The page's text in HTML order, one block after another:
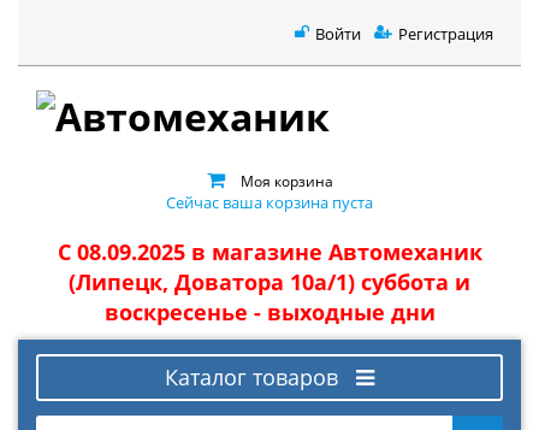
Войти Регистрация
Моя корзина
Сейчас ваша корзина пуста
С 08.09.2025 в магазине Автомеханик
(Липецк, Доватора 10а/1) суббота и
воскресенье - выходные дни
Каталог товаров